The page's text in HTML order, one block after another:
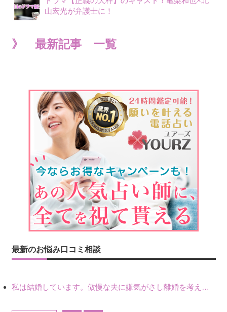
山宏光が弁護士に！
》 最新記事 一覧
最新のお悩み口コミ相談
私は結婚しています。傲慢な夫に嫌気がさし離婚を考えていたときに、彼と出会いました。彼には恋人がいましたが、話をするうちに、夫とのことを相談するようにな